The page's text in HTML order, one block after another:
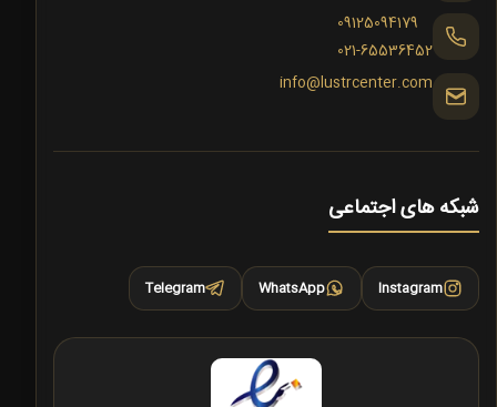
09125094179
021-65536452
info@lustrcenter.com
شبکه های اجتماعی
Instagram
WhatsApp
Telegram